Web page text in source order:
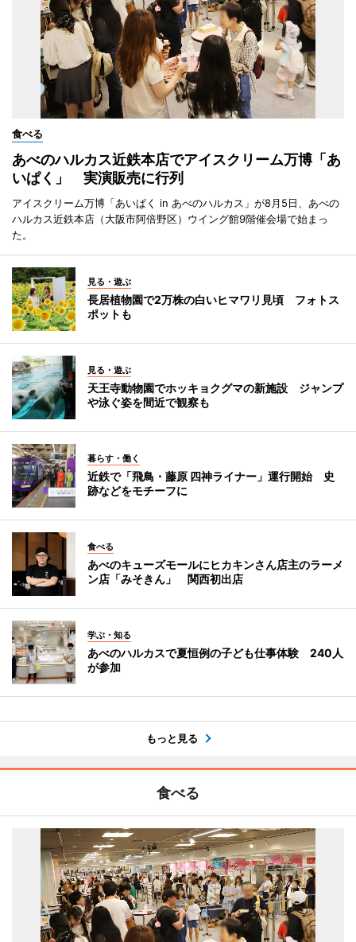
食べる
あべのハルカス近鉄本店でアイスクリーム万博「あ
いぱく」 実演販売に行列
アイスクリーム万博「あいぱく in あべのハルカス」が8月5日、あべの
ハルカス近鉄本店（大阪市阿倍野区）ウイング館9階催会場で始まっ
た。
見る・遊ぶ
長居植物園で2万株の白いヒマワリ見頃 フォトス
ポットも
見る・遊ぶ
天王寺動物園でホッキョクグマの新施設 ジャンプ
や泳ぐ姿を間近で観察も
暮らす・働く
近鉄で「飛鳥・藤原 四神ライナー」運行開始 史
跡などをモチーフに
食べる
あべのキューズモールにヒカキンさん店主のラーメ
ン店「みそきん」 関西初出店
学ぶ・知る
あべのハルカスで夏恒例の子ども仕事体験 240人
が参加
もっと見る
食べる